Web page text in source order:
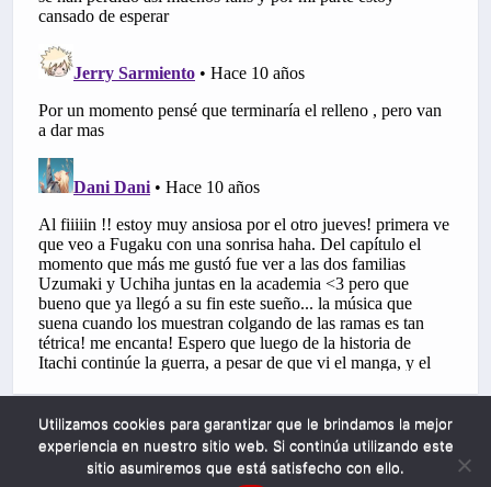
Utilizamos cookies para garantizar que le brindamos la mejor
experiencia en nuestro sitio web. Si continúa utilizando este
sitio asumiremos que está satisfecho con ello.